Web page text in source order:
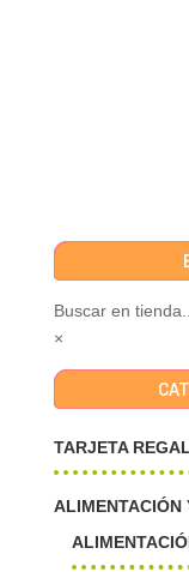
Buscar en tienda...
×
TARJETA
ALIMENTACIÓN